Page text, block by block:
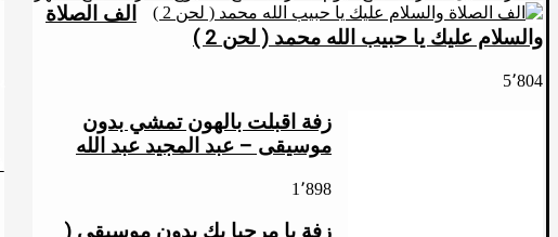
الف الصلاة
والسلام عليك يا حبيب الله محمد ( لحن 2 )
5٬804
زفة اقبلت بالهون تمشي بدون
موسيقى – عبد المجيد عبد الله
1٬898
زفة يا مرحبا بك بدون موسيقى (